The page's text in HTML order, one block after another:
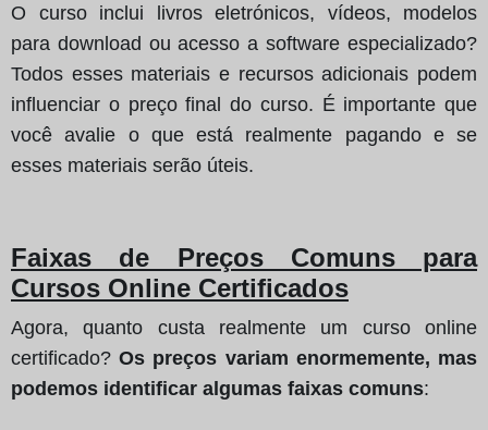
O curso inclui livros eletrónicos, vídeos, modelos
para download ou acesso a software especializado?
Todos esses materiais e recursos adicionais podem
influenciar o preço final do curso. É importante que
você avalie o que está realmente pagando e se
esses materiais serão úteis.
Faixas de Preços Comuns para
Cursos Online Certificados
Agora, quanto custa realmente um curso online
certificado?Os preços variam enormemente, mas
podemos identificar algumas faixas comuns: